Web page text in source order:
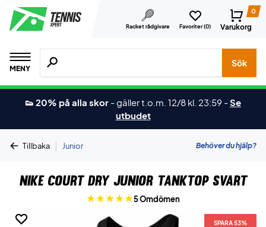
Racket rådgivare Favoriter (0)
0
Varukorg
MENY
Sök efter produkter, märken osv.
Sök
👟 20% på alla skor -gäller t.o.m. 12/8 kl. 23:59 -Se
utbudet
Tillbaka | Junior Behöver du hjälp?
Nike Court Dry Junior Tanktop Svart
5 Omdömen
SPARA 53%
SPARA 53%